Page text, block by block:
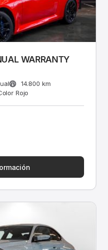
WARRANTY
14.800 km
Rojo